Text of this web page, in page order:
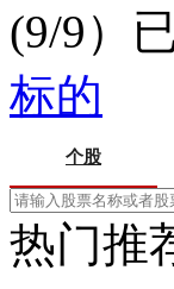
(9/9）
标的
个股
热门推